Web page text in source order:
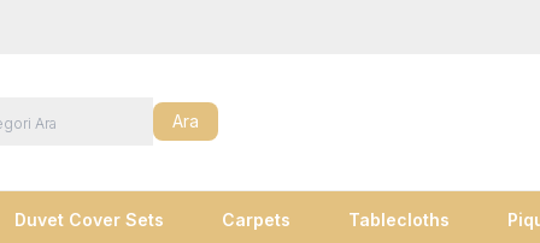
Ara
Duvet Cover Sets Carpets Tablecloths